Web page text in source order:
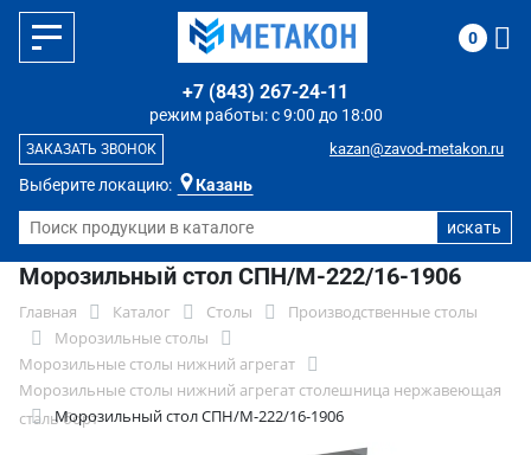
Выберите локацию: Казань
режим работы: с 9:00 до 18:00
+7 (843) 267-24-11
kazan@zavod-metakon.ru
ЗАКАЗАТЬ ЗВОНОК
0
Морозильный стол СПН/М-222/16-1906
Главная Каталог Столы
Производственные столы
Морозильные столы
Морозильные столы нижний агрегат
Морозильные столы нижний агрегат столешница нержавеющая
сталь борт
Морозильный стол СПН/М-222/16-1906